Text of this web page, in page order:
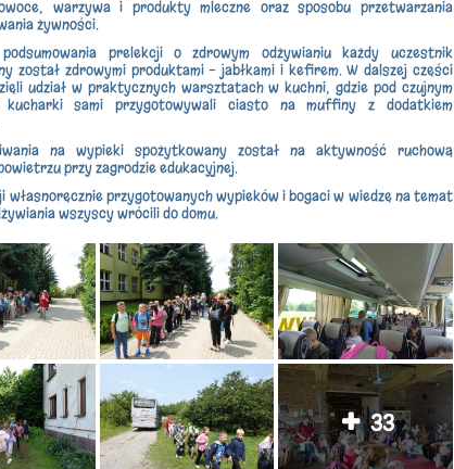
warzywa i produkty mleczne oraz sposobu przetwarzania
żywności.
prelekcji o zdrowym odżywianiu każdy uczestnik
został zdrowymi produktami - jabłkami i kefirem. W dalszej części
udział w praktycznych warsztatach w kuchni, gdzie pod czujnym
kucharki sami przygotowywali ciasto na muffiny z dodatkiem
na wypieki spożytkowany został na aktywność ruchową
przy zagrodzie edukacyjnej.
własnoręcznie przygotowanych wypieków i bogaci w wiedzę na temat
wszyscy wrócili do domu.
33